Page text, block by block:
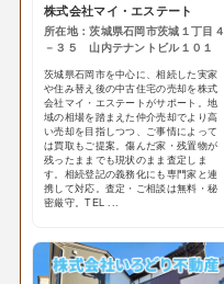
株式会社マイ・エステート
所在地：茨城県石岡市茨城１丁目４
－３５ 山内テナントビル１０１
茨城県石岡市を中心に、相続した実家
や住み替え後の中古住宅の売却を株式
会社マイ・エステートがサポート。地
域の相場を踏まえた仲介売却でより高
い売却を目指しつつ、ご事情によって
は買取もご提案。傷んだ家・残置物が
残ったままでも現状のまま査定しま
す。相続登記の義務化にも専門家と連
携して対応。査定・ご相談は無料・秘
密厳守。TEL ...